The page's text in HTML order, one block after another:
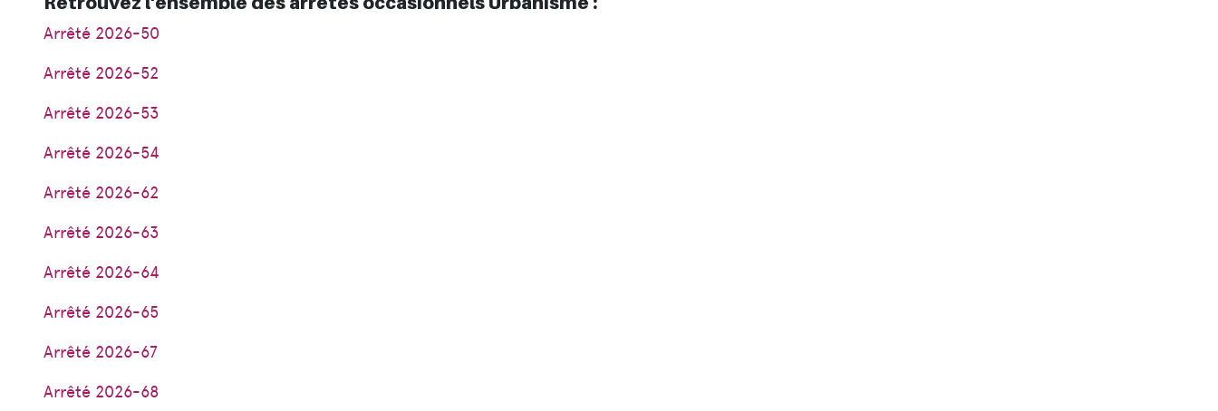
Arrêté 2026-50
Arrêté 2026-52
Arrêté 2026-53
Arrêté 2026-54
Arrêté 2026-62
Arrêté 2026-63
Arrêté 2026-64
Arrêté 2026-65
Arrêté 2026-67
Arrêté 2026-68